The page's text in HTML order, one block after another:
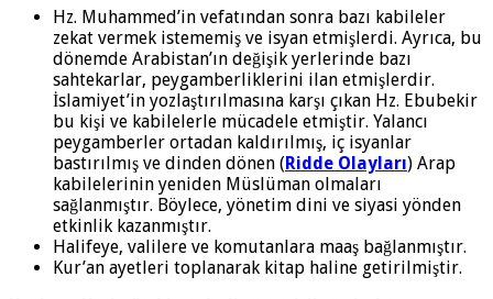
Hz. Muhammed’in vefatından sonra bazı kabileler
zekat vermek istememiş ve isyan etmişlerdi. Ayrıca, bu
dönemde Arabistan’ın değişik yerlerinde bazı
sahtekarlar, peygamberliklerini ilan etmişlerdir.
İslamiyet’in yozlaştırılmasına karşı çıkan Hz. Ebubekir
bu kişi ve kabilelerle mücadele etmiştir. Yalancı
peygamberler ortadan kaldırılmış, iç isyanlar
bastırılmış ve dinden dönen (Ridde Olayları) Arap
kabilelerinin yeniden Müslüman olmaları
sağlanmıştır. Böylece, yönetim dini ve siyasi yönden
etkinlik kazanmıştır.
Halifeye, valilere ve komutanlara maaş bağlanmıştır.
Kur’an ayetleri toplanarak kitap haline getirilmiştir.